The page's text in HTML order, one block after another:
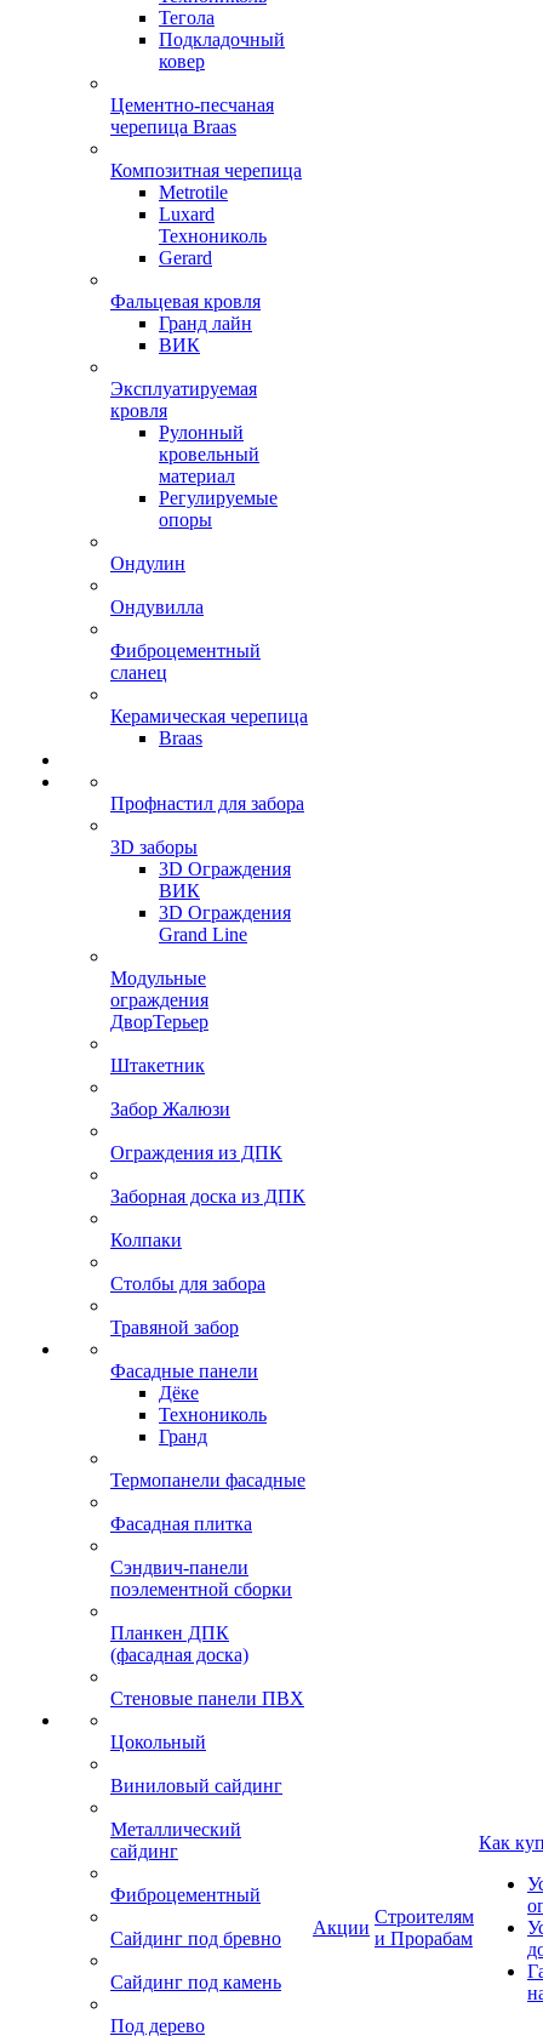
Тегола
Подкладочный
ковер
Цементно-песчаная
черепица Braas
Композитная черепица
Metrotile
Luxard
Технониколь
Gerard
Фальцевая кровля
Гранд лайн
ВИК
Эксплуатируемая
кровля
Рулонный
кровельный
материал
Регулируемые
опоры
Ондулин
Ондувилла
Фиброцементный
сланец
Керамическая черепица
Braas
Профнастил для забора
3D заборы
3D Ограждения
ВИК
3D Ограждения
Grand Line
Модульные
ограждения
ДворТерьер
Штакетник
Забор Жалюзи
Ограждения из ДПК
Заборная доска из ДПК
Колпаки
Столбы для забора
Травяной забор
Фасадные панели
Дёке
Технониколь
Гранд
Термопанели фасадные
Фасадная плитка
Сэндвич-панели
поэлементной сборки
Планкен ДПК
(фасадная доска)
Стеновые панели ПВХ
Цокольный
Виниловый сайдинг
Металлический
сайдинг
Фиброцементный
Сайдинг под бревно
Сайдинг под камень
Под дерево
Акции
Строителям
и Прорабам
Как